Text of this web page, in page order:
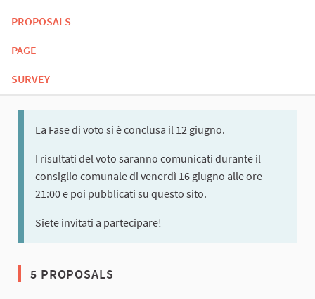
PROPOSALS
PAGE
SURVEY
La Fase di voto si è conclusa il 12 giugno.
I risultati del voto saranno comunicati durante il
consiglio comunale di venerdì 16 giugno alle ore
21:00 e poi pubblicati su questo sito.
Siete invitati a partecipare!
5 PROPOSALS